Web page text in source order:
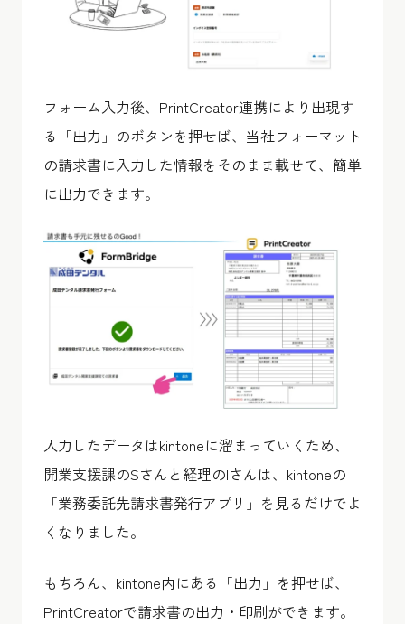
フォーム入力後、PrintCreator連携により出現す
る「出力」のボタンを押せば、当社フォーマット
の請求書に入力した情報をそのまま載せて、簡単
に出力できます。
入力したデータはkintoneに溜まっていくため、
開業支援課のSさんと経理のIさんは、kintoneの
「業務委託先請求書発行アプリ」を見るだけでよ
くなりました。
もちろん、kintone内にある「出力」を押せば、
PrintCreatorで請求書の出力・印刷ができます。